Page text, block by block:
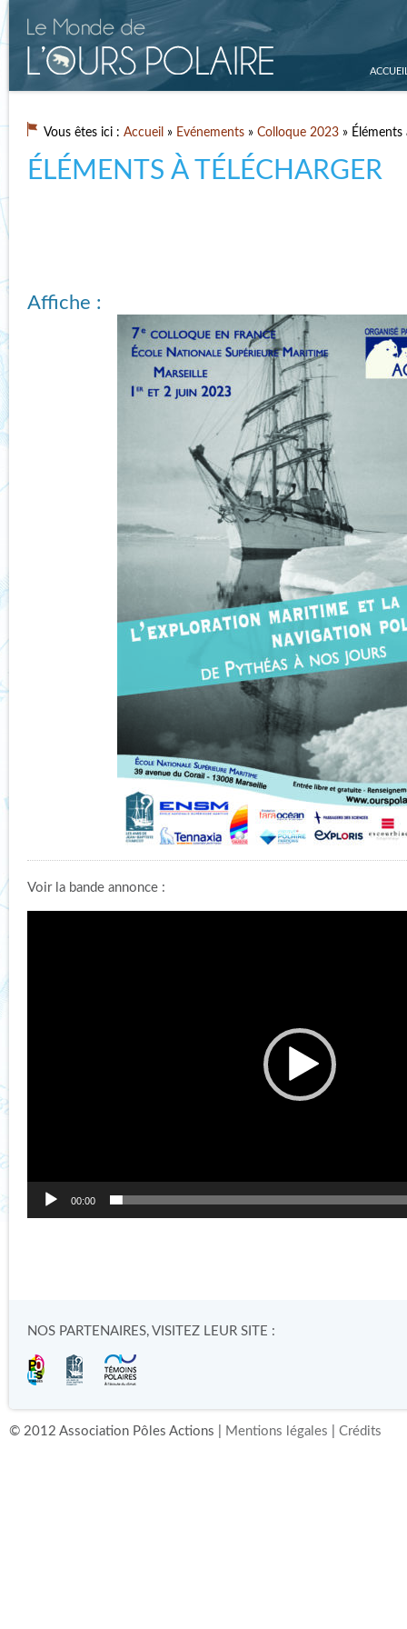
Vous êtes ici : Accueil » Evénements » Colloque 2023 »
ÉLÉMENTS À TÉLÉCHARGER
Affiche :
Voir la bande annonce :
00:00
NOS PARTENAIRES, VISITEZ LEUR SITE :
© 2012 Association Pôles Actions | Mentions légales Crédits